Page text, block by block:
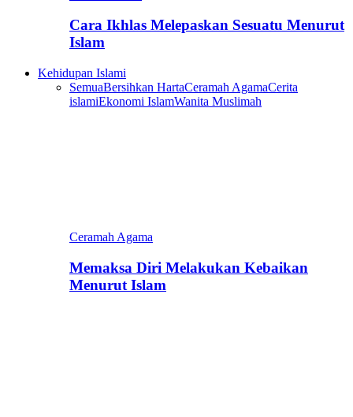
Cara Ikhlas Melepaskan Sesuatu Menurut
Islam
Kehidupan Islami
SemuaBersihkan HartaCeramah AgamaCerita
islamiEkonomi IslamWanita Muslimah
Ceramah Agama
Memaksa Diri Melakukan Kebaikan
Menurut Islam